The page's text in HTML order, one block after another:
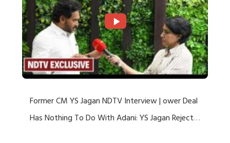
Former CM YS Jagan NDTV Interview | ower Deal
Has Nothing To Do With Adani: YS Jagan Rejects